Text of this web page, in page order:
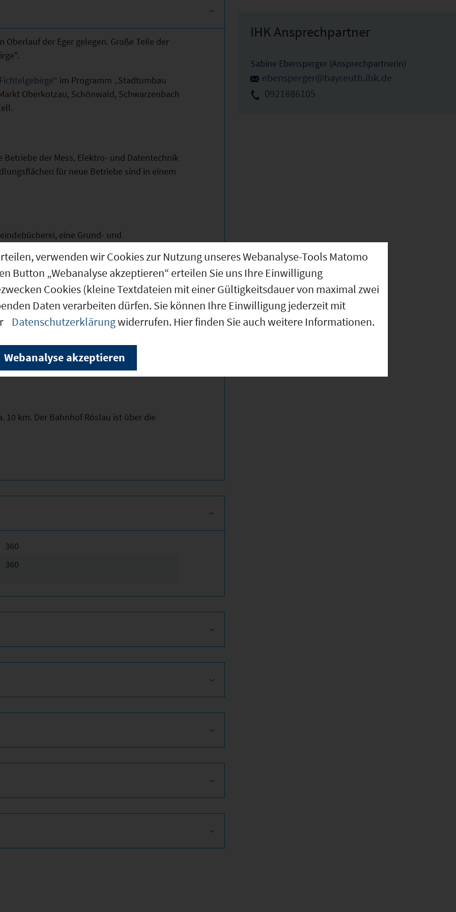
Oberlauf der Eger gelegen. Große Teile der
“ im Programm „Stadtumbau
Oberkotzau, Schönwald, Schwarzenbach
der Mess, Elektro- und Datentechnik
für neue Betriebe sind in einem
eine Grund- und
und
am Ort. Allgemeine Ärzte, ein
des Fichtelgebirges). Markierte Wander-
Asphalt-Eisstockschießen,
mit Skatingbahn. vHallen- und Freibäder,
10 km. Der Bahnhof Röslau ist über die
360
360
IHK Ansprechpartner
Sabine Ebensperger (Ansprechpartnerin)
ebensperger@bayreuth.ihk.de
0921886105
verwenden wir Cookies zur Nutzung unseres Webanalyse-Tools Matomo
Button „Webanalyse akzeptieren“ erteilen Sie uns Ihre Einwilligung
Cookies (kleine Textdateien mit einer Gültigkeitsdauer von maximal zwei
Daten verarbeiten dürfen. Sie können Ihre Einwilligung jederzeit mit
Datenschutzerklärungwiderrufen. Hier finden Sie auch weitere Informationen.
Webanalyse akzeptieren